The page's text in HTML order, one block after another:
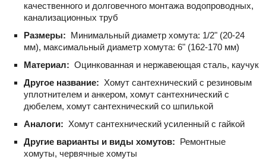
качественного и долговечного монтажа водопроводных,
канализационных труб
Размеры: Минимальный диаметр хомута: 1/2" (20-24
мм), максимальный диаметр хомута: 6" (162-170 мм)
Материал: Оцинкованная и нержавеющая сталь, каучук
Другое название: Хомут сантехнический с резиновым
уплотнителем и анкером, хомут сантехнический с
дюбелем, хомут сантехнический со шпилькой
Аналоги: Хомут сантехнический усиленный с гайкой
Другие варианты и виды хомутов: Ремонтные
хомуты, червячные хомуты